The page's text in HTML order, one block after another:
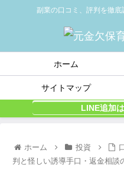
副業の口コミ、評判を徹
ホーム
サイトマップ
LINE追加
ホーム 投資
判と怪しい誘導手口・返金相談